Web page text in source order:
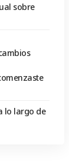
sobre
lo largo de